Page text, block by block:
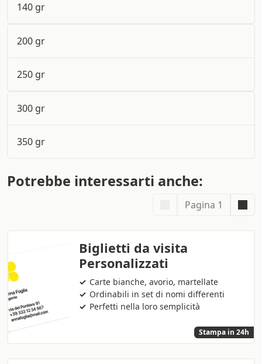
140 gr
200 gr
250 gr
300 gr
350 gr
Potrebbe interessarti anche:
Pagina 1
Biglietti da visita
Personalizzati
Carte bianche, avorio, martellate
Ordinabili in set di nomi differenti
Perfetti nella loro semplicità
Stampa in 24h